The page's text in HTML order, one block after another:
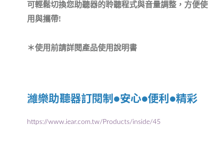
可輕鬆切換您助聽器的聆聽程式與音量調整，方便使
用與攜帶!
＊使用前請詳閱產品使用說明書
濰樂助聽器訂閱制●安心●便利●精彩
https://www.iear.com.tw/Products/inside/45